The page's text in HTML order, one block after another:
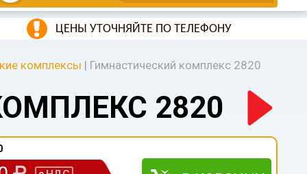
ЦЕНЫ УТОЧНЯЙТЕ ПО ТЕЛЕФОНУ
комплексы | Гимнастический комплекс 2820
2820